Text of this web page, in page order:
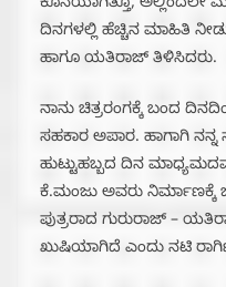
ಕೊನೆಯಾಗಿತ್ತೊ, ಅಲ್ಲಿಂದಲೇ
ದಿನಗಳಲ್ಲಿ ಹೆಚ್ಚಿನ ಮಾಹಿತಿ
ಹಾಗೂ ಯತಿರಾಜ್ ತಿಳಿಸಿದರು.
ನಾನು ಚಿತ್ರರಂಗಕ್ಕೆ ಬಂದ
ಸಹಕಾರ ಅಪಾರ. ಹಾಗಾಗಿ
ಹುಟ್ಟುಹಬ್ಬದ ದಿನ
ಕೆ.ಮಂಜು ಅವರು ನಿರ್ಮಾಣಕ್ಕೆ
ಪುತ್ರರಾದ ಗುರುರಾಜ್ –
ಖುಷಿಯಾಗಿದೆ ಎಂದು ನಟಿ